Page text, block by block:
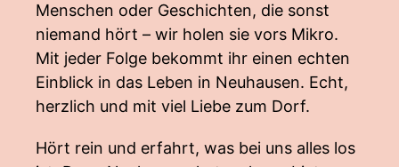
Menschen oder Geschichten, die sonst
niemand hört – wir holen sie vors Mikro.
Mit jeder Folge bekommt ihr einen echten
Einblick in das Leben in Neuhausen. Echt,
herzlich und mit viel Liebe zum Dorf.
Hört rein und erfahrt, was bei uns alles los